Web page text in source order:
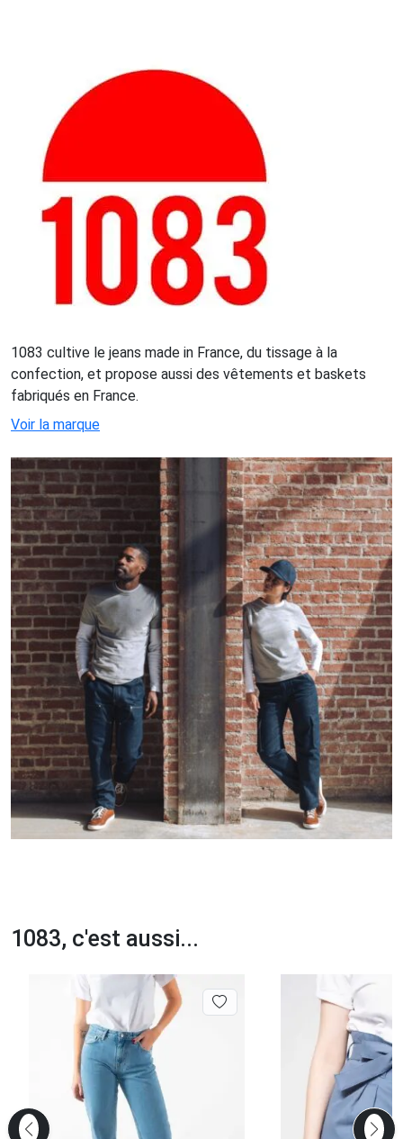
1083 cultive le jeans made in France, du tissage à la
confection, et propose aussi des vêtements et baskets
fabriqués en France.
Voir la marque
1083, c'est aussi...